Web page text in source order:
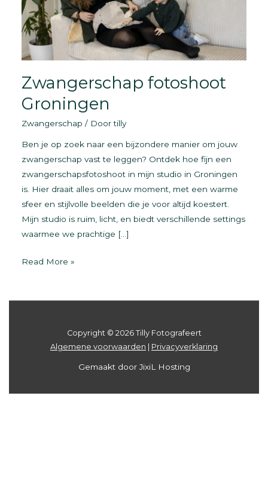
Zwangerschap fotoshoot
Groningen
Zwangerschap / Doortilly
Ben je op zoek naar een bijzondere manier om jouw
zwangerschap vast te leggen? Ontdek hoe fijn een
zwangerschapsfotoshoot in mijn studio in Groningen
is. Hier draait alles om jouw moment, met een warme
sfeer en stijlvolle beelden die je voor altijd koestert.
Mijn studio is ruim, licht, en biedt verschillende settings
waarmee we prachtige […]
Zwangerschap
Read More »
Copyright © 2026 Tilly Fotografeert
Algemene voorwaarden
Privacyverklaring
Gemaakt door JixiL Hosting